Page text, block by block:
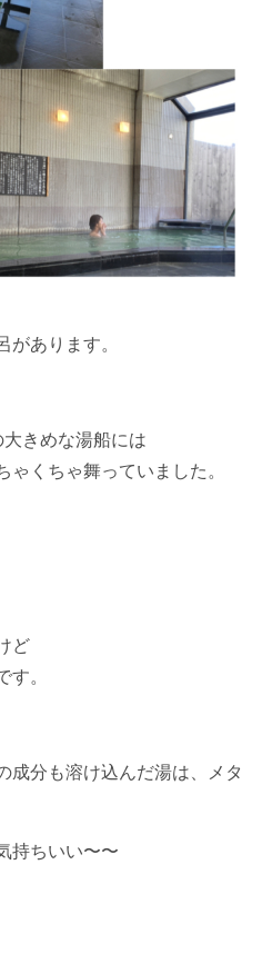
があります。
きめな湯船には
ゃくちゃ舞っていました。
ど
す。
成分も溶け込んだ湯は、メタ
持ちいい〜〜